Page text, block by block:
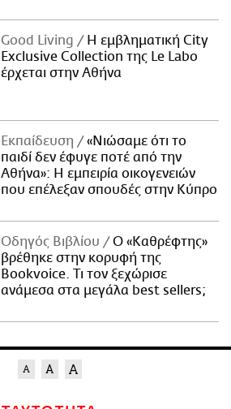
Good Living
Η εμβληματική City
Exclusive Collection της Le Labo
έρχεται στην Αθήνα
Εκπαίδευση
«Νιώσαμε ότι το
παιδί δεν έφυγε ποτέ από την
Αθήνα»: Η εμπειρία οικογενειών
που επέλεξαν σπουδές στην Κύπρο
Οδηγός Βιβλίου
Ο «Καθρέφτης»
βρέθηκε στην κορυφή της
Bookvoice. Τι τον ξεχώρισε
ανάμεσα στα μεγάλα best sellers;